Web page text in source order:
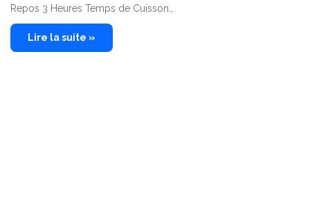
Repos 3 Heures Temps de Cuisson…
Lire la suite »